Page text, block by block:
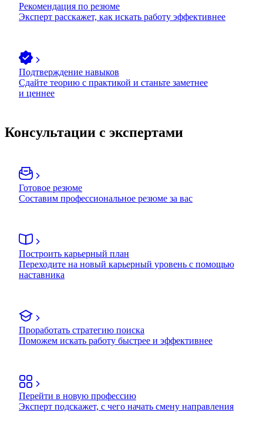
Рекомендация по резюме
Эксперт расскажет, как искать работу эффективнее
Подтверждение навыков
Сдайте теорию с практикой и станьте заметнее
и ценнее
Консультации с экспертами
Готовое резюме
Составим профессиональное резюме за вас
Построить карьерный план
Переходите на новый карьерный уровень с помощью
наставника
Проработать стратегию поиска
Поможем искать работу быстрее и эффективнее
Перейти в новую профессию
Эксперт подскажет, с чего начать смену направления